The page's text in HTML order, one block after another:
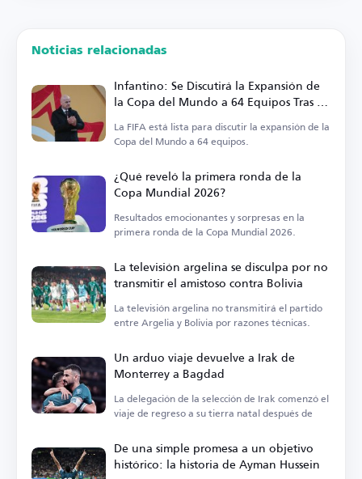
Noticias relacionadas
Infantino: Se Discutirá la Expansión de
la Copa del Mundo a 64 Equipos Tras el
La FIFA está lista para discutir la expansión de la
Copa del Mundo a 64 equipos.
¿Qué reveló la primera ronda de la
Copa Mundial 2026?
Resultados emocionantes y sorpresas en la
primera ronda de la Copa Mundial 2026.
La televisión argelina se disculpa por no
transmitir el amistoso contra Bolivia
La televisión argelina no transmitirá el partido
entre Argelia y Bolivia por razones técnicas.
Un arduo viaje devuelve a Irak de
Monterrey a Bagdad
La delegación de la selección de Irak comenzó el
viaje de regreso a su tierra natal después de
De una simple promesa a un objetivo
histórico: la historia de Ayman Hussein